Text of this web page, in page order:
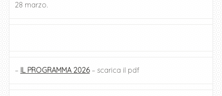
28 marzo.
– IL PROGRAMMA 2026– scarica il pdf